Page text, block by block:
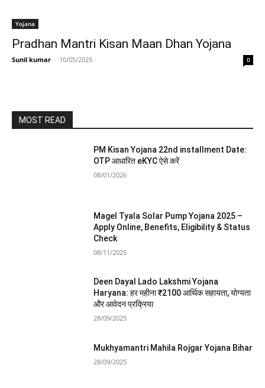
Yojana
Pradhan Mantri Kisan Maan Dhan Yojana
Sunil kumar - 10/05/2025 0
MOST READ
PM Kisan Yojana 22nd installment Date:
OTP आधारित eKYC ऐसे करें
08/01/2026
Magel Tyala Solar Pump Yojana 2025 –
Apply Online, Benefits, Eligibility & Status
Check
08/11/2025
Deen Dayal Lado Lakshmi Yojana
Haryana: हर महीना ₹2100 आर्थिक सहायता, योग्यता
और आवेदन प्रक्रिया
28/09/2025
Mukhyamantri Mahila Rojgar Yojana Bihar
28/09/2025